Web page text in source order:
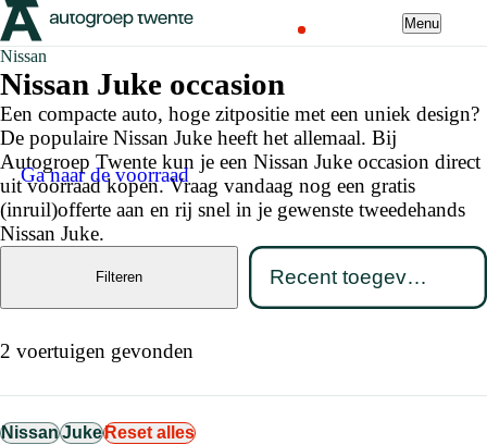
Menu
Nissan
Nissan Juke occasion
Een compacte auto, hoge zitpositie met een uniek design?
De populaire Nissan Juke heeft het allemaal. Bij
Autogroep Twente kun je een Nissan Juke occasion direct
uit voorraad kopen. Vraag vandaag nog een gratis
(inruil)offerte aan en rij snel in je gewenste tweedehands
Nissan Juke.
Ga naar de voorraad
2 voertuigen gevonden
Filteren
NissanJukeReset alles